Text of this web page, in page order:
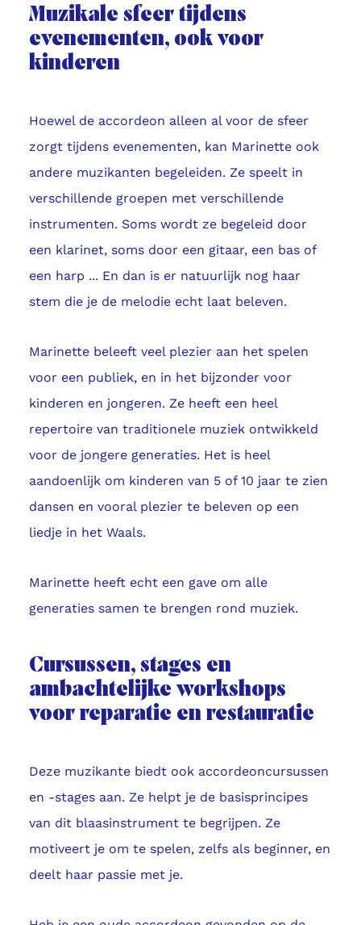
Muzikale sfeer tijdens
evenementen, ook voor
kinderen
Hoewel de accordeon alleen al voor de sfeer
zorgt tijdens evenementen, kan Marinette ook
andere muzikanten begeleiden. Ze speelt in
verschillende groepen met verschillende
instrumenten. Soms wordt ze begeleid door
een klarinet, soms door een gitaar, een bas of
een harp ... En dan is er natuurlijk nog haar
stem die je de melodie echt laat beleven.
Marinette beleeft veel plezier aan het spelen
voor een publiek, en in het bijzonder voor
kinderen en jongeren. Ze heeft een heel
repertoire van traditionele muziek ontwikkeld
voor de jongere generaties. Het is heel
aandoenlijk om kinderen van 5 of 10 jaar te zien
dansen en vooral plezier te beleven op een
liedje in het Waals.
Marinette heeft echt een gave om alle
generaties samen te brengen rond muziek.
Cursussen, stages en
ambachtelijke workshops
voor reparatie en restauratie
Deze muzikante biedt ook accordeoncursussen
en -stages aan. Ze helpt je de basisprincipes
van dit blaasinstrument te begrijpen. Ze
motiveert je om te spelen, zelfs als beginner, en
deelt haar passie met je.